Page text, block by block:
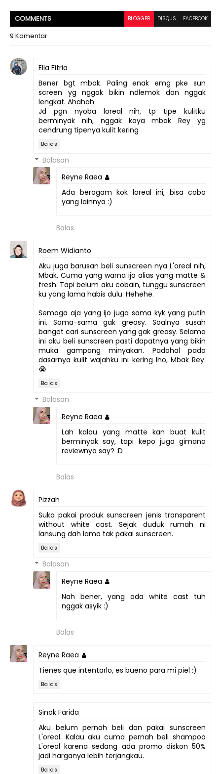
COMMENTS BLOGGER DISQUS FACEBOOK
9 Komentar:
Ella Fitria
Bener bgt mbak. Paling enak emg pke sun
screen yg nggak bikin ndlemok dan nggak
lengkat. Ahahah
Jd pgn nyoba loreal nih, tp tipe kulitku
berminyak nih, nggak kaya mbak Rey yg
cendrung tipenya kulit kering
Balas
Balasan
Reyne Raea
Ada beragam kok loreal ini, bisa coba
yang lainnya :)
Balas
Roem Widianto
Aku juga barusan beli sunscreen nya L'oreal nih,
Mbak. Cuma yang warna ijo alias yang matte &
fresh. Tapi belum aku cobain, tunggu sunscreen
ku yang lama habis dulu. Hehehe.
Semoga aja yang ijo juga sama kyk yang putih
ini. Sama-sama gak greasy. Soalnya susah
banget cari sunscreen yang gak greasy. Selama
ini aku beli sunscreen pasti dapatnya yang bikin
muka gampang minyakan. Padahal pada
dasarnya kulit wajahku ini kering lho, Mbak Rey.
😭
Balas
Balasan
Reyne Raea
Lah kalau yang matte kan buat kulit
berminyak say, tapi kepo juga gimana
reviewnya say? :D
Balas
Pizzah
Suka pakai produk sunscreen jenis transparent
without white cast. Sejak duduk rumah ni
lansung dah lama tak pakai sunscreen.
Balas
Balasan
Reyne Raea
Nah bener, yang ada white cast tuh
nggak asyik :)
Balas
Reyne Raea
Tienes que intentarlo, es bueno para mi piel :)
Balas
Sinok Farida
Aku belum pernah beli dan pakai sunscreen
L'oreal. Kalau aku cuma pernah beli shampoo
L'oreal karena sedang ada promo diskon 50%
jadi harganya lebih terjangkau.
Balas